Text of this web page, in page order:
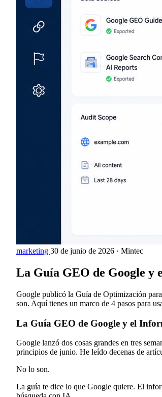
marketing 30 de junio de 2026 · Mintec
La Guía GEO de Google y
Google publicó la Guía de Optimización
son. Aquí tienes un marco de 4 pasos para
La Guía GEO de Google y el
Google lanzó dos cosas grandes en tres
principios de junio. He leído decenas de
No lo son.
La guía te dice lo que Google quiere. El